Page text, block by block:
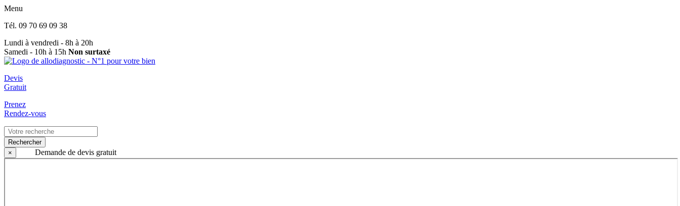
Menu
Tél. 09 70 69 09 38
Lundi à vendredi - 8h à 20h
Samedi - 10h à 15h Non surtaxé
Devis
Gratuit
Prenez
Rendez-vous
Rechercher
×
Demande de devis gratuit